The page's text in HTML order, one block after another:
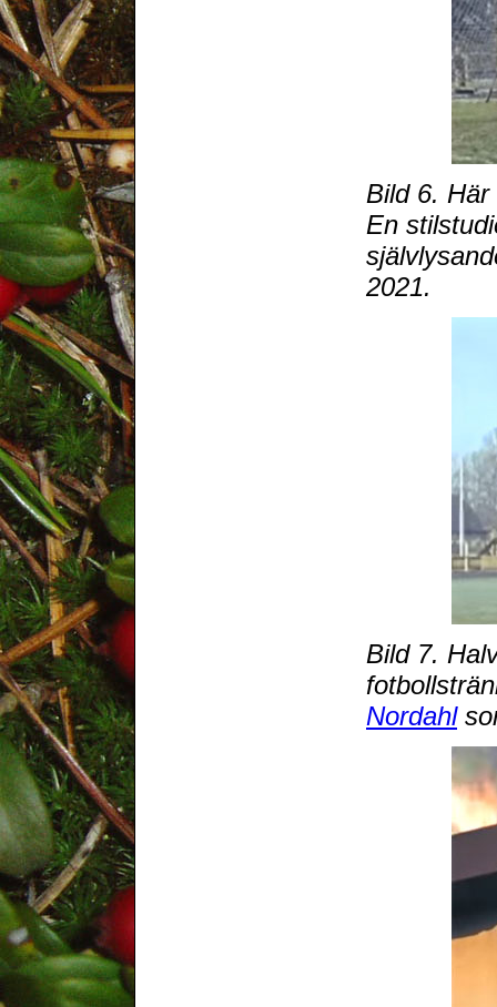
Bild 6.
En
2021.
Bild 7.
Nordahl